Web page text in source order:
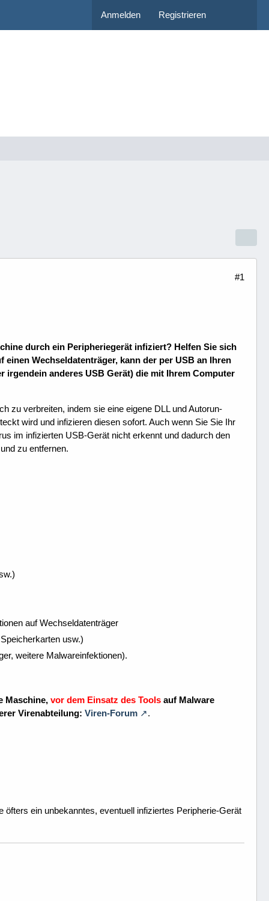
Anmelden Registrieren
#1
durch ein Peripheriegerät infiziert? Helfen Sie sich
Wechseldatenträger, kann der per USB an Ihren
irgendein anderes USB Gerät) die mit Ihrem Computer
zu verbreiten, indem sie eine eigene DLL und Autorun-
wird und infizieren diesen sofort. Auch wenn Sie Sie Ihr
im infizierten USB-Gerät nicht erkennt und dadurch den
zu entfernen.
auf Wechseldatenträger
usw.)
weitere Malwareinfektionen).
Maschine, vor dem Einsatz des Tools auf Malware
Virenabteilung: Viren-Forum .
ein unbekanntes, eventuell infiziertes Peripherie-Gerät